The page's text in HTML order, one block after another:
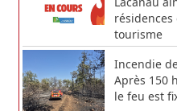
résidences
tourisme
Incendie
Après 150
le feu est